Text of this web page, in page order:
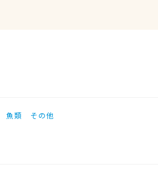
魚類 その他